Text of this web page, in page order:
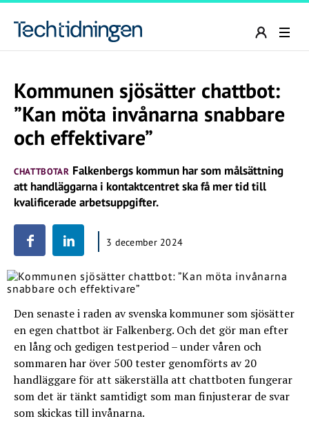
Kommunen sjösätter chattbot:
”Kan möta invånarna snabbare
och effektivare”
CHATTBOTAR Falkenbergs kommun har som målsättning
att handläggarna i kontaktcentret ska få mer tid till
kvalificerade arbetsuppgifter.
3 december 2024
Den senaste i raden av svenska kommuner som sjösätter
en egen chattbot är Falkenberg. Och det gör man efter
en lång och gedigen testperiod – under våren och
sommaren har över 500 tester genomförts av 20
handläggare för att säkerställa att chattboten fungerar
som det är tänkt samtidigt som man finjusterar de svar
som skickas till invånarna.